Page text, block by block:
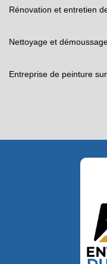
Rénovation et entretien
Nettoyage et
Entreprise de peinture